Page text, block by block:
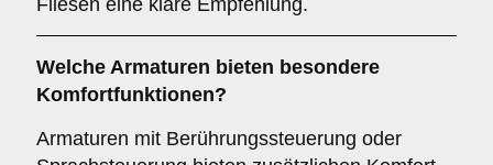
Fliesen eine klare Empfehlung.
Welche Armaturen bieten besondere
Komfortfunktionen?
Armaturen mit Berührungssteuerung oder